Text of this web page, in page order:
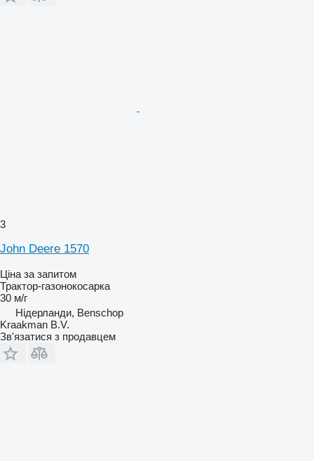
3
John Deere 1570
Ціна за запитом
Трактор-газонокосарка
30 м/г
Нідерланди, Benschop
Kraakman B.V.
Зв'язатися з продавцем